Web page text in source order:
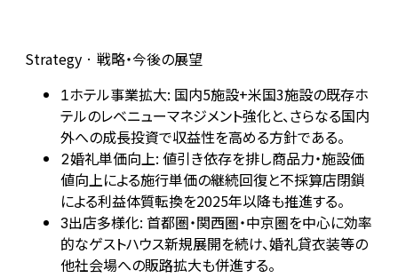
Strategy · 戦略・今後の展望
1ホテル事業拡大: 国内5施設+米国3施設の既存ホ
テルのレベニューマネジメント強化と、さらなる国内
外への成長投資で収益性を高める方針である。
2婚礼単価向上: 値引き依存を排し商品力・施設価
値向上による施行単価の継続回復と不採算店閉鎖
による利益体質転換を2025年以降も推進する。
3出店多様化: 首都圏・関西圏・中京圏を中心に効率
的なゲストハウス新規展開を続け、婚礼貸衣装等の
他社会場への販路拡大も併進する。